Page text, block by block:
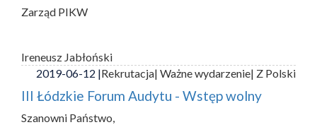
Zarząd PIKW
Ireneusz Jabłoński
2019-06-12 |Rekrutacja| Ważne wydarzenie| Z Polski
III Łódzkie Forum Audytu - Wstęp wolny
Szanowni Państwo,